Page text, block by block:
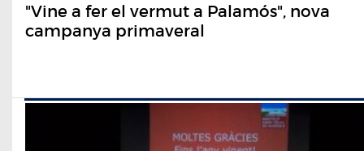
"Vine a fer el vermut a Palamós", nova
campanya primaveral